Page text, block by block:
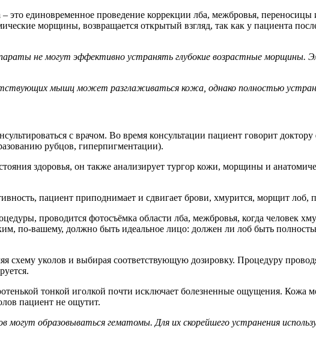
– это единовременное проведение коррекции лба, межбровья,
морщины, возвращается открытый взгляд, так как у пациента
не могут эффективно устранять глубокие возрастные морщины.
мышц может разглаживаться кожа, однако полностью
с врачом. Во время консультации пациент говорит
рубцов, гиперпигментации).
здоровья, он также анализирует тургор кожи, морщины и
пациент приподнимает и сдвигает брови, хмурится, морщит лоб,
проводится фотосъёмка области лба, межбровья, когда человек
по-вашему, должно быть идеальное лицо: должен ли лоб быть
схему уколов и выбирая соответствующую дозировку. Процедуру
тонкой иголкой почти исключает болезненные ощущения. Кожа
пациент не ощутит.
могут образовываться гематомы. Для их скорейшего устранения